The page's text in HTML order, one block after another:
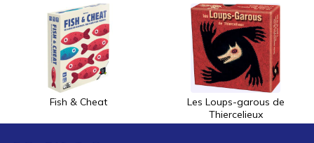
Fish & Cheat
Les Loups-garous de
Thiercelieux